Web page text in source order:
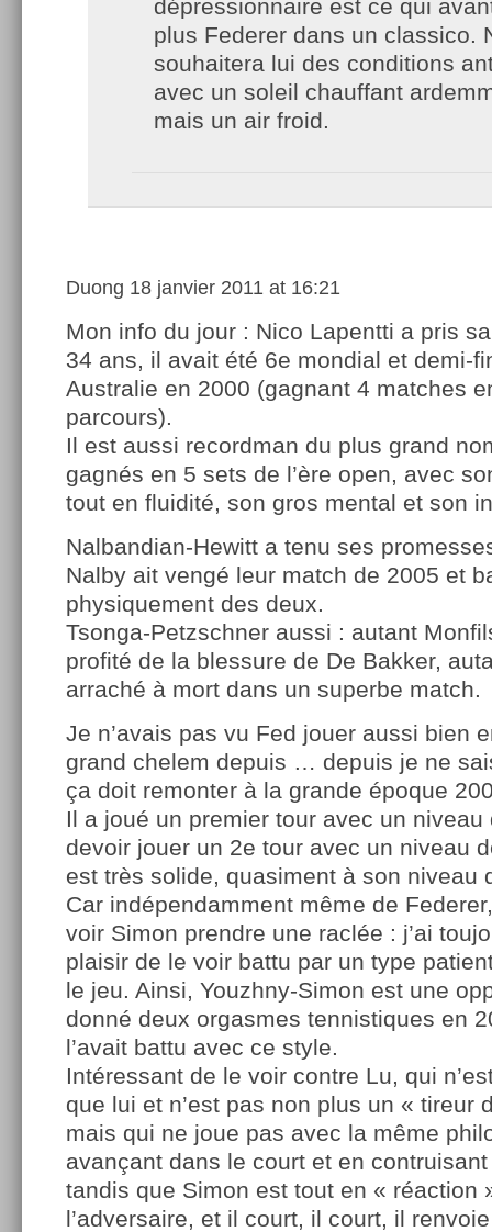
dépressionnaire est ce qui
plus Federer dans un classico.
souhaitera lui des conditions
avec un soleil chauffant
mais un air froid.
Duong 18 janvier 2011 at 16:21
Mon info du jour : Nico Lapentti a pris
34 ans, il avait été 6e mondial et demi-
Australie en 2000 (gagnant 4 matches
parcours).
Il est aussi recordman du plus grand
gagnés en 5 sets de l’ère open, avec
tout en fluidité, son gros mental et son
Nalbandian-Hewitt a tenu ses
Nalby ait vengé leur match de 2005 et
physiquement des deux.
Tsonga-Petzschner aussi : autant
profité de la blessure de De Bakker,
arraché à mort dans un superbe match.
Je n’avais pas vu Fed jouer aussi bien
grand chelem depuis … depuis je ne
ça doit remonter à la grande époque
Il a joué un premier tour avec un
devoir jouer un 2e tour avec un niveau
est très solide, quasiment à son niveau
Car indépendamment même de
voir Simon prendre une raclée : j’ai
plaisir de le voir battu par un type
le jeu. Ainsi, Youzhny-Simon est une
donné deux orgasmes tennistiques en
l’avait battu avec ce style.
Intéressant de le voir contre Lu, qui
que lui et n’est pas non plus un « tireur
mais qui ne joue pas avec la même
avançant dans le court et en
tandis que Simon est tout en « réaction
l’adversaire, et il court, il court, il